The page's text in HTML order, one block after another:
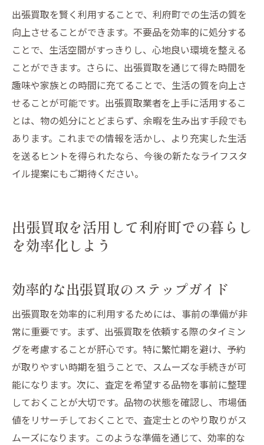
出張買取を賢く利用することで、利府町での生活の質を
向上させることができます。不要品を効率的に処分する
ことで、生活空間がすっきりし、心地良い環境を整える
ことができます。さらに、出張買取を通じて得た時間を
趣味や家族との時間に充てることで、生活の質を向上さ
せることが可能です。出張買取業者を上手に活用するこ
とは、物の処分にとどまらず、余暇を生み出す手段でも
あります。これまでの情報を活かし、より充実した生活
を送るヒントを得られたなら、今後の新たなライフスタ
イル提案にもご期待ください。
出張買取を活用して利府町での暮らし
を効率化しよう
効率的な出張買取のステップガイド
出張買取を効率的に利用するためには、事前の準備が非
常に重要です。まず、出張買取を依頼する際のタイミン
グを考慮することが肝心です。特に繁忙期を避け、予約
が取りやすい時期を狙うことで、スムーズな手続きが可
能になります。次に、査定を希望する品物を事前に整理
しておくことが大切です。品物の状態を確認し、市場価
値をリサーチしておくことで、査定士とのやり取りがス
ムーズになります。このような準備を通じて、効率的な